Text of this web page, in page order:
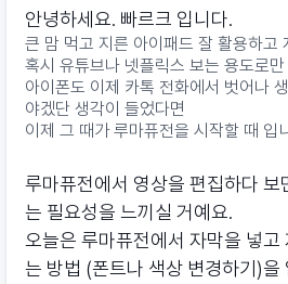
안녕하세요. 빠르크 입니다.
큰 맘 먹고 지른 아이패드 잘 활용하고
혹시 유튜브나 넷플릭스 보는 용도로
아이폰도 이제 카톡 전화에서 벗어나
야겠단 생각이 들었다면
이제 그 때가 루마퓨전을 시작할 때 입
루마퓨전에서 영상을 편집하다 보
는 필요성을 느끼실 거예요.
오늘은 루마퓨전에서 자막을 넣고
는 방법 (폰트나 색상 변경하기)을